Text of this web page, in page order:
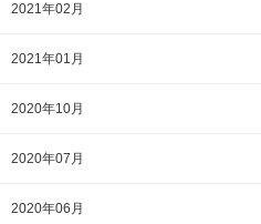
2021年02月
2021年01月
2020年10月
2020年07月
2020年06月